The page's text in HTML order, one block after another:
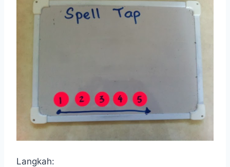
Langkah: